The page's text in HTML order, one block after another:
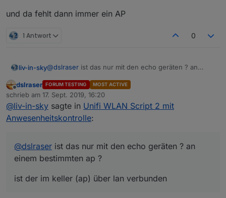
und da fehlt dann immer ein AP
1 Antwort 0
liv-in-sky@dslraser ist das nur mit den echo geräten ? an
ist der im keller (ap) über lan verbunden
Offline
dslraser FORUM TESTING MOST ACTIVE
schrieb am 17. Sept. 2019, 16:20
zuletzt editiert von
@liv-in-sky sagte in Unifi WLAN Script 2 mit
Anwesenheitskontrolle:
@dslraser ist das nur mit den echo geräten ? an
einem bestimmten ap ?
ist der im keller (ap) über lan verbunden